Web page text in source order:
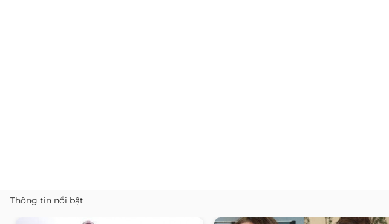
Thông tin nổi bật